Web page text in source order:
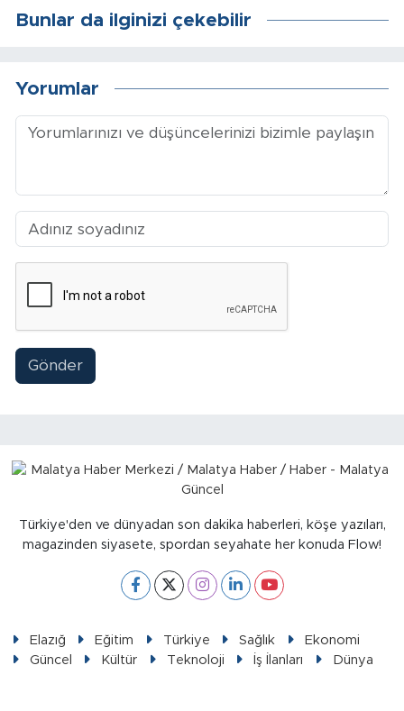
Bunlar da ilginizi çekebilir
Yorumlar
Gönder
Türkiye'den ve dünyadan son dakika haberleri, köşe yazıları,
magazinden siyasete, spordan seyahate her konuda Flow!
Elazığ Eğitim Türkiye Sağlık
Ekonomi
Güncel
Kültür Teknoloji İş İlanları Dünya